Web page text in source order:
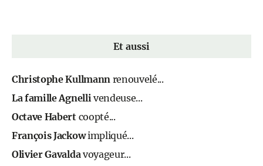
Et aussi
Christophe Kullmannrenouvelé...
La famille Agnellivendeuse...
Octave Habertcoopté...
François Jackowimpliqué...
Olivier Gavaldavoyageur...